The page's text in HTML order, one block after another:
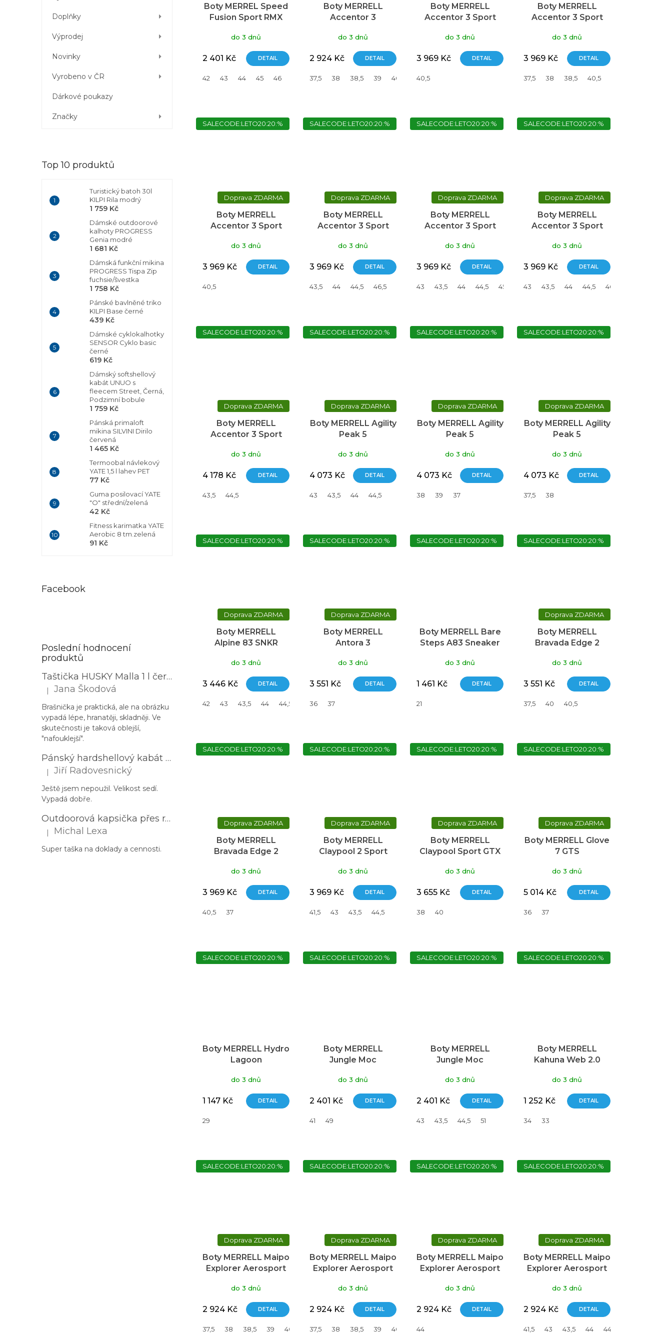
Doplňky
Výprodej
Novinky
Vyrobeno v ČR
Dárkové poukazy
Značky
Top 10 produktů
Turistický batoh 30l
KILPI Rila modrý
1 759 Kč
Dámské outdoorové
kalhoty PROGRESS
Genia modré
1 681 Kč
Dámská funkční mikina
PROGRESS Tispa Zip
fuchsie/švestka
1 758 Kč
Pánské bavlněné triko
KILPI Base černé
439 Kč
Dámské cyklokalhotky
SENSOR Cyklo basic
černé
619 Kč
Dámský softshellový
kabát UNUO s
fleecem Street, Černá,
Podzimní bobule
1 759 Kč
Pánská primaloft
mikina SILVINI Dirilo
červená
1 465 Kč
Termoobal návlekový
YATE 1,5 l lahev PET
77 Kč
Guma posilovací YATE
"O" střední/zelená
42 Kč
Fitness karimatka YATE
Aerobic 8 tm.zelená
91 Kč
Facebook
Poslední hodnocení
produktů
Taštička HUSKY Malla 1 l černá
Hodnocení produktu je 3 z 5 hvězdiček.
| Jana Škodová
Brašnička je praktická, ale na obrázku
vypadá lépe, hranatěji, skladněji. Ve
skutečnosti je taková oblejší,
"nafouklejší".
Pánský hardshellový kabát HUSKY Nestia M zelený
Hodnocení produktu je 5 z 5 hvězdiček.
| Jiří Radovesnický
Ještě jsem nepoužil. Velikost sedí.
Vypadá dobře.
Outdoorová kapsička přes rameno PROGRESS Corss Body černá
Hodnocení produktu je 5 z 5 hvězdiček.
| Michal Lexa
Super taška na doklady a cennosti.
Boty MERREL Speed
Fusion Sport RMX
do 3 dnů
2 401 Kč DETAIL
42 43 44 45 46
Boty MERRELL
Accentor 3
do 3 dnů
2 924 Kč DETAIL
37,5 38 38,5 39 40 40,5
Boty MERRELL
Accentor 3 Sport
do 3 dnů
3 969 Kč DETAIL
40,5
Boty MERRELL
Accentor 3 Sport
do 3 dnů
3 969 Kč DETAIL
37,5 38 38,5 40,5
SALECODE:LETO20:20:%
ZDARMA
Boty MERRELL
Accentor 3 Sport
do 3 dnů
3 969 Kč DETAIL
40,5
SALECODE:LETO20:20:%
ZDARMA
Boty MERRELL
Accentor 3 Sport
do 3 dnů
3 969 Kč DETAIL
43,5 44 44,5 46,5
SALECODE:LETO20:20:%
ZDARMA
Boty MERRELL
Accentor 3 Sport
do 3 dnů
3 969 Kč DETAIL
43 43,5 44 44,5 45 46 46,5
SALECODE:LETO20:20:%
ZDARMA
Boty MERRELL
Accentor 3 Sport
do 3 dnů
3 969 Kč DETAIL
43 43,5 44 44,5 46,5
SALECODE:LETO20:20:%
ZDARMA
Boty MERRELL
Accentor 3 Sport
do 3 dnů
4 178 Kč DETAIL
43,5 44,5
SALECODE:LETO20:20:%
ZDARMA
Boty MERRELL Agility
Peak 5
do 3 dnů
4 073 Kč DETAIL
43 43,5 44 44,5
SALECODE:LETO20:20:%
ZDARMA
Boty MERRELL Agility
Peak 5
do 3 dnů
4 073 Kč DETAIL
38 39 37
SALECODE:LETO20:20:%
ZDARMA
Boty MERRELL Agility
Peak 5
do 3 dnů
4 073 Kč DETAIL
37,5 38
SALECODE:LETO20:20:%
ZDARMA
Boty MERRELL
Alpine 83 SNKR
do 3 dnů
3 446 Kč DETAIL
42 43 43,5 44 44,5 46,5
SALECODE:LETO20:20:%
ZDARMA
Boty MERRELL
Antora 3
do 3 dnů
3 551 Kč DETAIL
36 37
SALECODE:LETO20:20:%
Boty MERRELL Bare
Steps A83 Sneaker
do 3 dnů
1 461 Kč DETAIL
21
SALECODE:LETO20:20:%
ZDARMA
Boty MERRELL
Bravada Edge 2
do 3 dnů
3 551 Kč DETAIL
37,5 40 40,5
SALECODE:LETO20:20:%
ZDARMA
Boty MERRELL
Bravada Edge 2
do 3 dnů
3 969 Kč DETAIL
40,5 37
SALECODE:LETO20:20:%
ZDARMA
Boty MERRELL
Claypool 2 Sport
do 3 dnů
3 969 Kč DETAIL
41,5 43 43,5 44,5
SALECODE:LETO20:20:%
ZDARMA
Boty MERRELL
Claypool Sport GTX
do 3 dnů
3 655 Kč DETAIL
38 40
SALECODE:LETO20:20:%
ZDARMA
Boty MERRELL Glove
7 GTS
do 3 dnů
5 014 Kč DETAIL
36 37
SALECODE:LETO20:20:%
Boty MERRELL Hydro
Lagoon
do 3 dnů
1 147 Kč DETAIL
29
SALECODE:LETO20:20:%
Boty MERRELL
Jungle Moc
do 3 dnů
2 401 Kč DETAIL
41 49
SALECODE:LETO20:20:%
Boty MERRELL
Jungle Moc
do 3 dnů
2 401 Kč DETAIL
43 43,5 44,5 51
SALECODE:LETO20:20:%
Boty MERRELL
Kahuna Web 2.0
do 3 dnů
1 252 Kč DETAIL
34 33
SALECODE:LETO20:20:%
ZDARMA
Boty MERRELL Maipo
Explorer Aerosport
do 3 dnů
2 924 Kč DETAIL
37,5 38 38,5 39 40 40,5 41
SALECODE:LETO20:20:%
ZDARMA
Boty MERRELL Maipo
Explorer Aerosport
do 3 dnů
2 924 Kč DETAIL
37,5 38 38,5 39 40 40,5
SALECODE:LETO20:20:%
ZDARMA
Boty MERRELL Maipo
Explorer Aerosport
do 3 dnů
2 924 Kč DETAIL
44
SALECODE:LETO20:20:%
ZDARMA
Boty MERRELL Maipo
Explorer Aerosport
do 3 dnů
2 924 Kč DETAIL
41,5 43 43,5 44 44,5